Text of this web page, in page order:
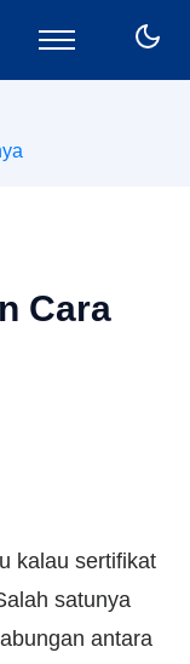
Cara
kalau sertifikat
satunya
antara